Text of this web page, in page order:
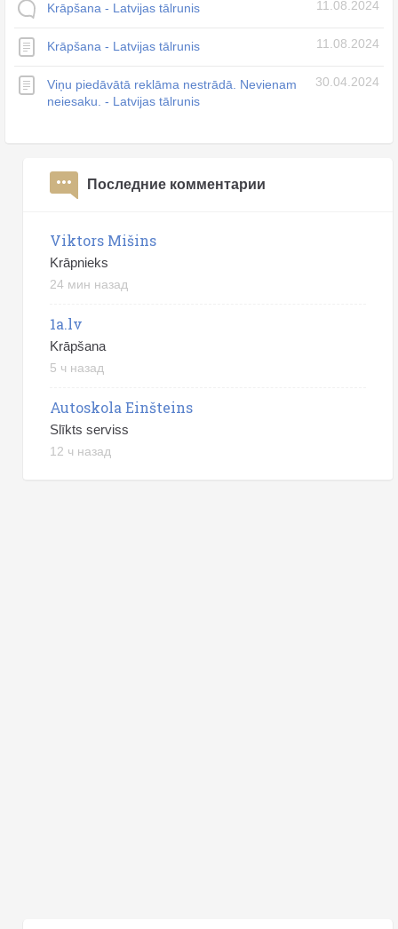
Krāpšana - Latvijas tālrunis 11.08.2024
Krāpšana - Latvijas tālrunis 11.08.2024
Viņu piedāvātā reklāma nestrādā. Nevienam
neiesaku. - Latvijas tālrunis
30.04.2024
Последние комментарии
Viktors Mišins
Krāpnieks
24 мин назад
1a.lv
Krāpšana
5 ч назад
Autoskola Einšteins
Slīkts serviss
12 ч назад